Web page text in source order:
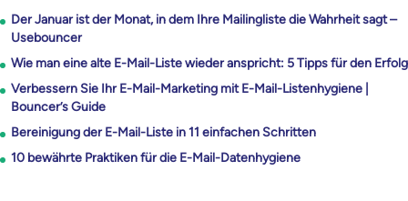
Der Januar ist der Monat, in dem Ihre Mailingliste die Wahrheit sagt –
Usebouncer
Wie man eine alte E-Mail-Liste wieder anspricht: 5 Tipps für den Erfolg
Verbessern Sie Ihr E-Mail-Marketing mit E-Mail-Listenhygiene |
Bouncer’s Guide
Bereinigung der E-Mail-Liste in 11 einfachen Schritten
10 bewährte Praktiken für die E-Mail-Datenhygiene